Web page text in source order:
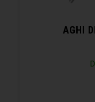
AGHI